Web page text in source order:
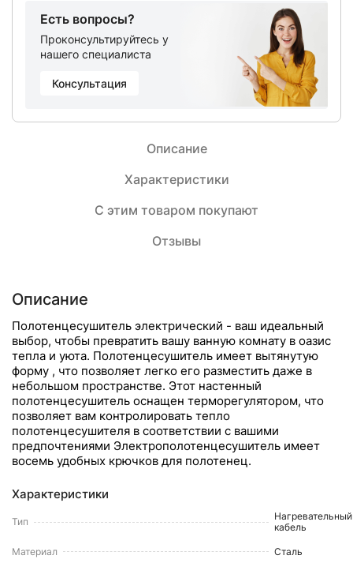
Есть вопросы?
Проконсультируйтесь у
нашего специалиста
Консультация
Описание
Характеристики
С этим товаром покупают
Отзывы
Описание
Полотенцесушитель электрический - ваш идеальный
выбор, чтобы превратить вашу ванную комнату в оазис
тепла и уюта. Полотенцесушитель имеет вытянутую
форму , что позволяет легко его разместить даже в
небольшом пространстве. Этот настенный
полотенцесушитель оснащен терморегулятором, что
позволяет вам контролировать тепло
полотенцесушителя в соответствии с вашими
предпочтениями Электрополотенцесушитель имеет
восемь удобных крючков для полотенец.
Характеристики
Тип
Нагревательный
кабель
Материал Сталь